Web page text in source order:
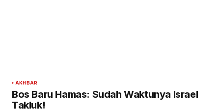
AKHBAR
Bos Baru Hamas: Sudah Waktunya Israel
Takluk!